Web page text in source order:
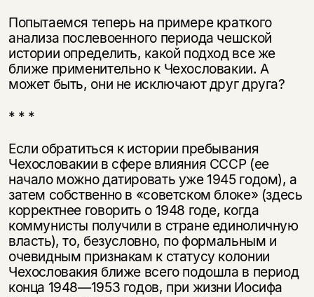
Попытаемся теперь на примере краткого
анализа послевоенного периода чешской
истории определить, какой подход все же
ближе применительно к Чехословакии. А
может быть, они не исключают друг друга?
* * *
Если обратиться к истории пребывания
Чехословакии в сфере влияния СССР (ее
начало можно датировать уже 1945 годом), а
затем собственно в «советском блоке» (здесь
корректнее говорить о 1948 годе, когда
коммунисты получили в стране единоличную
власть), то, безусловно, по формальным и
очевидным признакам к статусу колонии
Чехословакия ближе всего подошла в период
конца 1948—1953 годов, при жизни Иосифа